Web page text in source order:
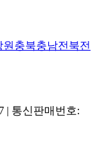
원 충북충남전북전
| 통신판매번호: